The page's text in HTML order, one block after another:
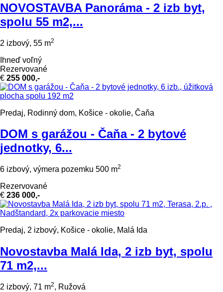
NOVOSTAVBA Panoráma - 2 izb byt,
spolu 55 m2,...
2 izbový, 55 m2
Ihneď voľný
Rezervované
€ 255 000,-
Predaj, Rodinný dom, Košice - okolie, Čaňa
DOM s garážou - Čaňa - 2 bytové
jednotky, 6...
6 izbový, výmera pozemku 500 m2
Rezervované
€ 236 000,-
Predaj, 2 izbový, Košice - okolie, Malá Ida
Novostavba Malá Ida, 2 izb byt, spolu
71 m2,...
2 izbový, 71 m2, Ružová